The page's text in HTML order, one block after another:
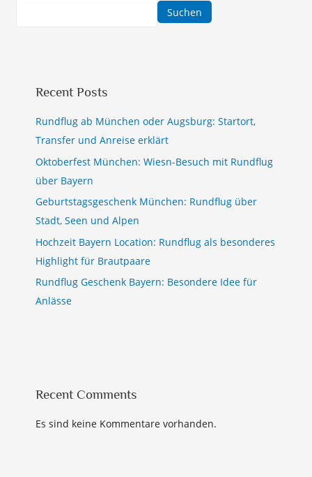
Suchen
Recent Posts
Rundflug ab München oder Augsburg: Startort,
Transfer und Anreise erklärt
Oktoberfest München: Wiesn-Besuch mit Rundflug
über Bayern
Geburtstagsgeschenk München: Rundflug über
Stadt, Seen und Alpen
Hochzeit Bayern Location: Rundflug als besonderes
Highlight für Brautpaare
Rundflug Geschenk Bayern: Besondere Idee für
Anlässe
Recent Comments
Es sind keine Kommentare vorhanden.